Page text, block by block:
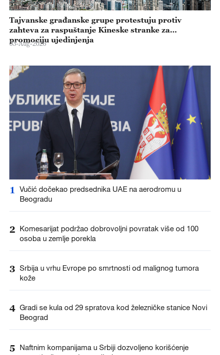
Tajvanske građanske grupe protestuju protiv
zahteva za raspuštanje Kineske stranke za
promociju ujedinjenja
03-Aug-2026
1
Vučić dočekao predsednika UAE na aerodromu u
Beogradu
2 Komesarijat podržao dobrovoljni povratak više od 100
osoba u zemlje porekla
3 Srbija u vrhu Evrope po smrtnosti od malignog tumora
kože
4 Gradi se kula od 29 spratova kod železničke stanice Novi
Beograd
5
Naftnim kompanijama u Srbiji dozvoljeno korišćenje